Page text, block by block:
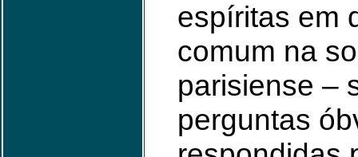
espíritas em
comum na
parisiense –
perguntas